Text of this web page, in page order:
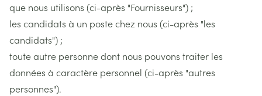
que nous utilisons (ci-après "Fournisseurs") ;
les candidats à un poste chez nous (ci-après "les
candidats") ;
toute autre personne dont nous pouvons traiter les
données à caractère personnel (ci-après "autres
personnes").